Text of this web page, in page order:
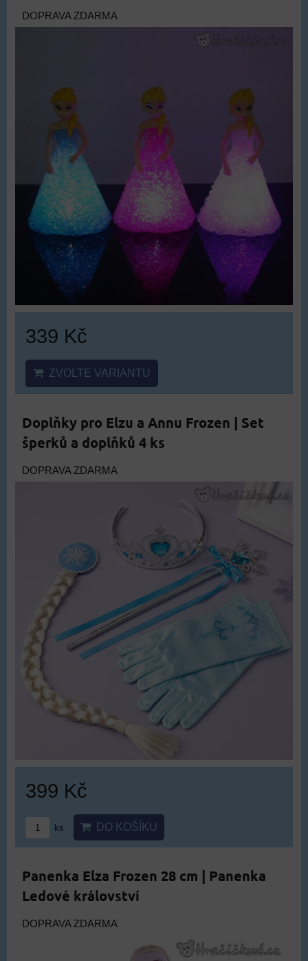
DOPRAVA ZDARMA
339 Kč
ZVOLTE VARIANTU
Doplňky pro Elzu a Annu Frozen | Set
šperků a doplňků 4 ks
DOPRAVA ZDARMA
399 Kč
ks DO KOŠÍKU
Panenka Elza Frozen 28 cm | Panenka
Ledové království
DOPRAVA ZDARMA